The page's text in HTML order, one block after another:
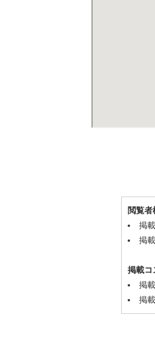
閲覧者
掲
掲
掲載コ
掲
掲